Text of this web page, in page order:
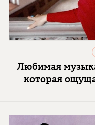
Любимая
которая